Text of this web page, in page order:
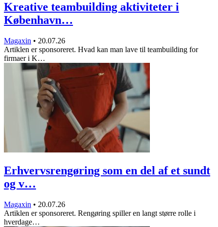
Kreative teambuilding aktiviteter i
København…
Magaxin • 20.07.26
Artiklen er sponsoreret. Hvad kan man lave til teambuilding for
firmaer i K…
Erhvervsrengøring som en del af et sundt
og v…
Magaxin • 20.07.26
Artiklen er sponsoreret. Rengøring spiller en langt større rolle i
hverdage…